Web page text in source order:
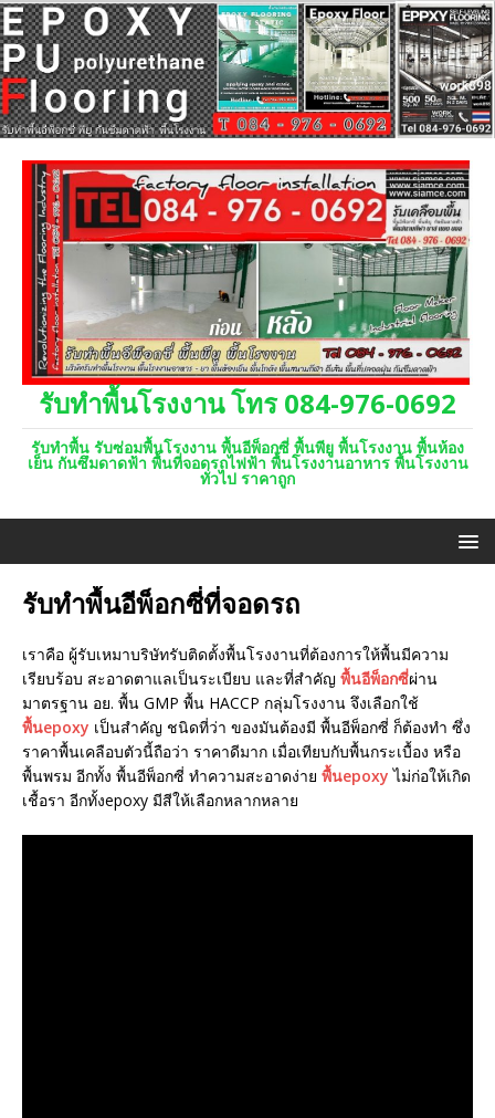
รับทำพื้นโรงงาน โทร 084-976-0692
รับทำพื้น รับซ่อมพื้นโรงงาน พื้นอีพ็อกซี่ พื้นพียู พื้นโรงงาน พื้นห้อง
เย็น กันซึมดาดฟ้า พื้นที่จอดรถไฟฟ้า พื้นโรงงานอาหาร พื้นโรงงาน
ทั่วไป ราคาถูก
รับทำพื้นอีพ็อกซี่ที่จอดรถ
เราคือ ผู้รับเหมาบริษัทรับติดตั้งพื้นโรงงานที่ต้องการให้พื้นมีความ
เรียบร้อบ สะอาดตาแลเป็นระเบียบ และที่สำคัญ พื้นอีพ็อกซี่ผ่าน
มาตรฐาน อย. พื้น GMP พื้น HACCP กลุ่มโรงงาน จึงเลือกใช้
พื้นepoxy เป็นสำคัญ ชนิดที่ว่า ของมันต้องมี พื้นอีพ็อกซี่ ก็ต้องทำ ซึ่ง
ราคาพื้นเคลือบตัวนี้ถือว่า ราคาดีมาก เมื่อเทียบกับพื้นกระเบื้อง หรือ
พื้นพรม อีกทั้ง พื้นอีพ็อกซี่ ทำความสะอาดง่าย พื้นepoxy ไม่ก่อให้เกิด
เชื้อรา อีกทั้งepoxy มีสีให้เลือกหลากหลาย